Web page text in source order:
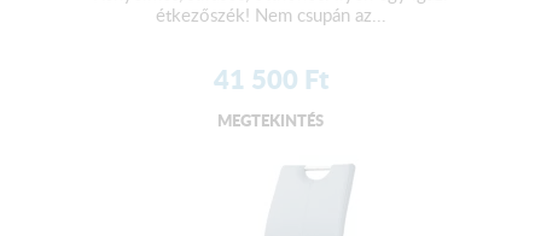
étkezőszék! Nem csupán az...
41 500 Ft
MEGTEKINTÉS